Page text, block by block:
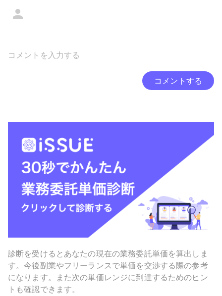
コメントする
診断を受けるとあなたの現在の業務委託単価を算出しま
す。今後副業やフリーランスで単価を交渉する際の参考
になります。また次の単価レンジに到達するためのヒン
トも確認できます。